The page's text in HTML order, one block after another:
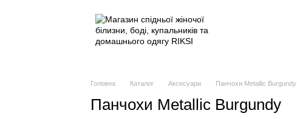
Головна Каталог Аксесуари Панчохи Metallic Burgundy
Панчохи Metallic Burgundy